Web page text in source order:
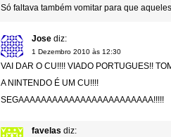
Só faltava também vomitar para que
Jose diz:
1 Dezembro 2010 às 12:30
VAI DAR O CU!!!! VIADO PORTUGUES!!
A NINTENDO É UM CU!!!!
SEGAAAAAAAAAAAAAAAAAAAAAAAA!!!!!
favelas diz: